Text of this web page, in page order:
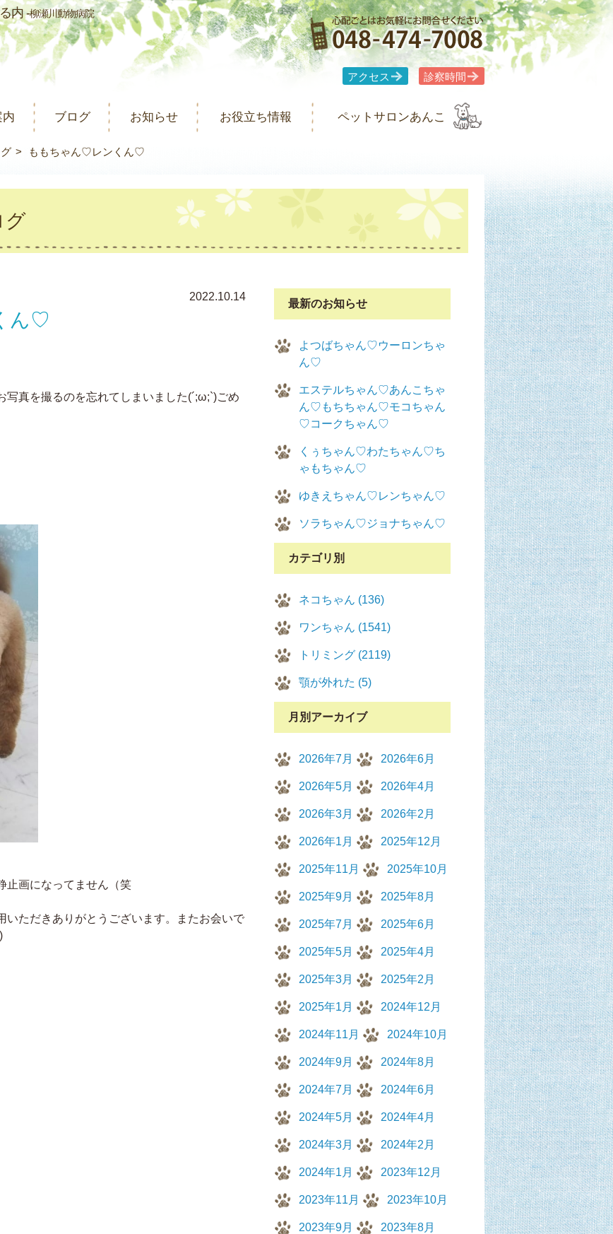
内 -柳瀬川動物病院
アクセス 診察時間
内 ブログ お知らせ お役立ち情報 ペットサロンあんこ
ももちゃん♡レンくん♡
グ
2022.10.14
ん♡
写真を撮るのを忘れてしまいました(´;ω;`)ごめ
止画になってません（笑
いただきありがとうございます。またお会いで
最新のお知らせ
よつばちゃん♡ウーロンちゃ
ん♡
エステルちゃん♡あんこちゃ
ん♡もちちゃん♡モコちゃん
♡コークちゃん♡
くぅちゃん♡わたちゃん♡ち
ゃもちゃん♡
ゆきえちゃん♡レンちゃん♡
ソラちゃん♡ジョナちゃん♡
カテゴリ別
ネコちゃん (136)
ワンちゃん (1541)
トリミング (2119)
顎が外れた (5)
月別アーカイブ
2026年7月 2026年6月
2026年5月 2026年4月
2026年3月 2026年2月
2026年1月 2025年12月
2025年11月 2025年10月
2025年9月 2025年8月
2025年7月 2025年6月
2025年5月 2025年4月
2025年3月 2025年2月
2025年1月 2024年12月
2024年11月 2024年10月
2024年9月 2024年8月
2024年7月 2024年6月
2024年5月 2024年4月
2024年3月 2024年2月
2024年1月 2023年12月
2023年11月 2023年10月
2023年9月 2023年8月